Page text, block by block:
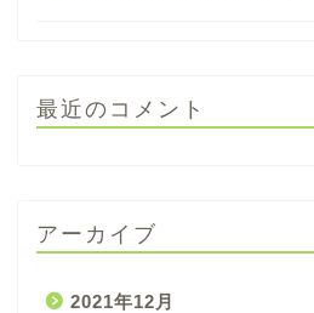
最近のコメント
アーカイブ
2021年12月